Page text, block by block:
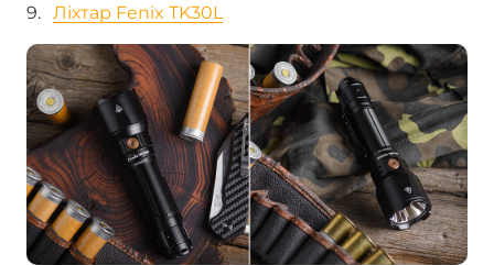
Ліхтар Fenix TK30L